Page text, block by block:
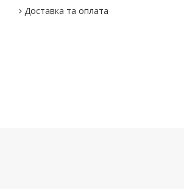
Доставка та оплата